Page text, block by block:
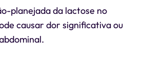
planejada da lactose no
causar dor significativa ou